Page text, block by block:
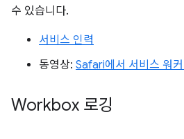
수 있습니다.
서비스 인력
동영상: Safari에서 서비스 워
Workbox 로깅